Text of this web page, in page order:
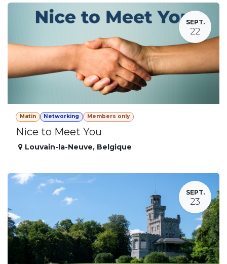
SEPT.
22
Matin Networking Members only
Nice to Meet You
Louvain-la-Neuve, Belgique
SEPT.
23